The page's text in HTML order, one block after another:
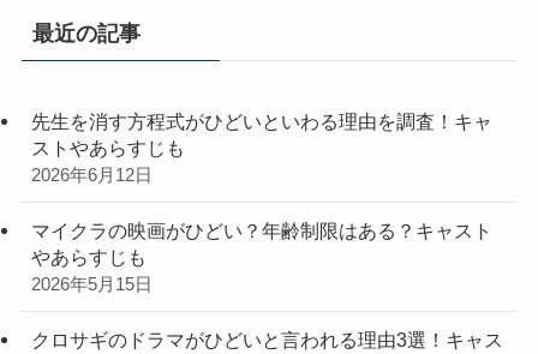
リ
最近の記事
先生を消す方程式がひどいといわる理由を調査！キャ
ストやあらすじも
2026年6月12日
マイクラの映画がひどい？年齢制限はある？キャスト
やあらすじも
2026年5月15日
クロサギのドラマがひどいと言われる理由3選！キャス